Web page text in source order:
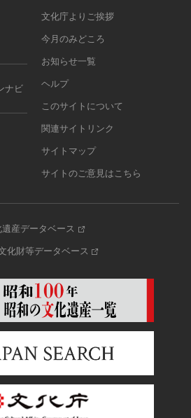
ナビ
文化庁よりご挨拶
今月のみどころ
お知らせ一覧
ヘルプ
このサイトについて
関連サイトリンク
サイトマップ
サイトのご意見はこちら
遺産データベース
化財等データベース